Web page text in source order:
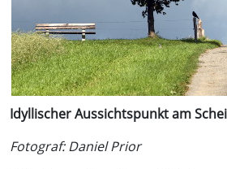
Idyllischer Aussichtspunkt am
Fotograf: Daniel Prior